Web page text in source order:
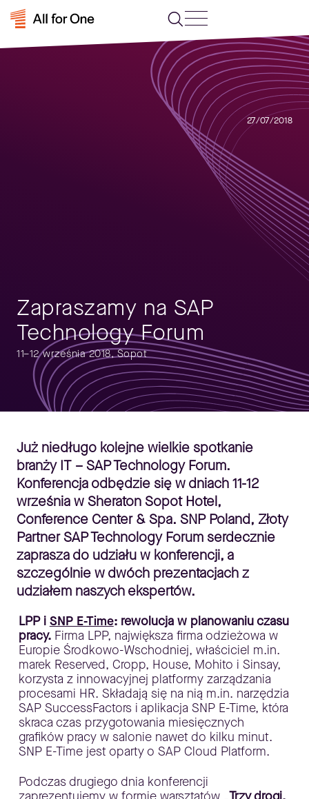
27/07/2018
Zapraszamy na SAP
Technology Forum
11–12 września 2018, Sopot
Już niedługo kolejne wielkie spotkanie
branży IT – SAP Technology Forum.
Konferencja odbędzie się w dniach 11-12
września w Sheraton Sopot Hotel,
Conference Center & Spa. SNP Poland, Złoty
Partner SAP Technology Forum serdecznie
zaprasza do udziału w konferencji, a
szczególnie w dwóch prezentacjach z
udziałem naszych ekspertów.
LPP i SNP E-Time: rewolucja w planowaniu czasu
pracy. Firma LPP, największa firma odzieżowa w
Europie Środkowo-Wschodniej, właściciel m.in.
marek Reserved, Cropp, House, Mohito i Sinsay,
korzysta z innowacyjnej platformy zarządzania
procesami HR. Składają się na nią m.in. narzędzia
SAP SuccessFactors i aplikacja SNP E-Time, która
skraca czas przygotowania miesięcznych
grafików pracy w salonie nawet do kilku minut.
SNP E-Time jest oparty o SAP Cloud Platform.
Podczas drugiego dnia konferencji